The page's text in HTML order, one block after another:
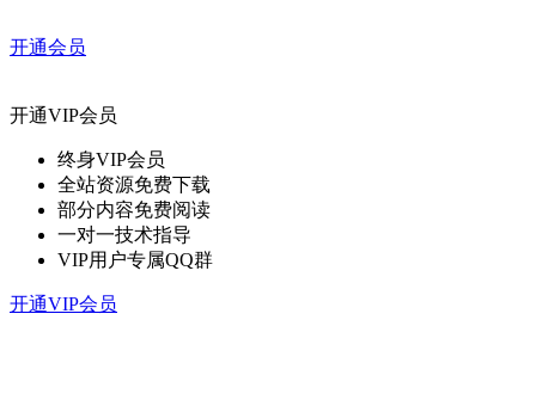
开通会员
开通VIP会员
终身VIP会员
全站资源免费下载
部分内容免费阅读
一对一技术指导
VIP用户专属QQ群
开通VIP会员